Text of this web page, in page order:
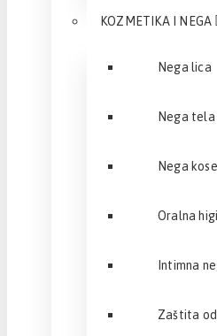
KOZMETIKA I NEGA
Nega lica
Nega tela
Nega
Oralna
Intimna
Zaštita od